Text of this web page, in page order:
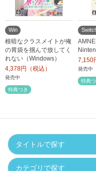
Win
根暗なクラスメイトが俺
の胃袋を掴んで放してく
れない（Windows）
4,378円（税込）
発売中
特典つき
7,150
発売中
特典つ
タイトルで探す
カテゴリで探す